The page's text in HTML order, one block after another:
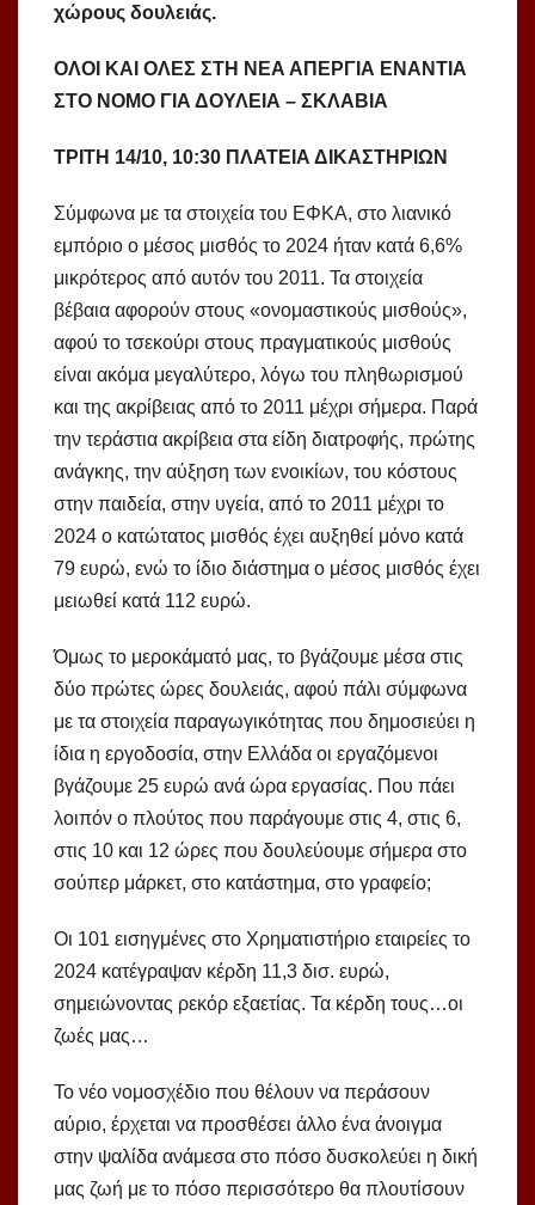
χώρους δουλειάς.
ΟΛΟΙ ΚΑΙ ΟΛΕΣ ΣΤΗ ΝΕΑ ΑΠΕΡΓΙΑ ΕΝΑΝΤΙΑ
ΣΤΟ ΝΟΜΟ ΓΙΑ ΔΟΥΛΕΙΑ – ΣΚΛΑΒΙΑ
ΤΡΙΤΗ 14/10, 10:30 ΠΛΑΤΕΙΑ ΔΙΚΑΣΤΗΡΙΩΝ
Σύμφωνα με τα στοιχεία του ΕΦΚΑ, στο λιανικό
εμπόριο ο μέσος μισθός το 2024 ήταν κατά 6,6%
μικρότερος από αυτόν του 2011. Τα στοιχεία
βέβαια αφορούν στους «ονομαστικούς μισθούς»,
αφού το τσεκούρι στους πραγματικούς μισθούς
είναι ακόμα μεγαλύτερο, λόγω του πληθωρισμού
και της ακρίβειας από το 2011 μέχρι σήμερα. Παρά
την τεράστια ακρίβεια στα είδη διατροφής, πρώτης
ανάγκης, την αύξηση των ενοικίων, του κόστους
στην παιδεία, στην υγεία, από το 2011 μέχρι το
2024 ο κατώτατος μισθός έχει αυξηθεί μόνο κατά
79 ευρώ, ενώ το ίδιο διάστημα ο μέσος μισθός έχει
μειωθεί κατά 112 ευρώ.
Όμως το μεροκάματό μας, το βγάζουμε μέσα στις
δύο πρώτες ώρες δουλειάς, αφού πάλι σύμφωνα
με τα στοιχεία παραγωγικότητας που δημοσιεύει η
ίδια η εργοδοσία, στην Ελλάδα οι εργαζόμενοι
βγάζουμε 25 ευρώ ανά ώρα εργασίας. Που πάει
λοιπόν ο πλούτος που παράγουμε στις 4, στις 6,
στις 10 και 12 ώρες που δουλεύουμε σήμερα στο
σούπερ μάρκετ, στο κατάστημα, στο γραφείο;
Οι 101 εισηγμένες στο Χρηματιστήριο εταιρείες το
2024 κατέγραψαν κέρδη 11,3 δισ. ευρώ,
σημειώνοντας ρεκόρ εξαετίας. Τα κέρδη τους…οι
ζωές μας…
Το νέο νομοσχέδιο που θέλουν να περάσουν
αύριο, έρχεται να προσθέσει άλλο ένα άνοιγμα
στην ψαλίδα ανάμεσα στο πόσο δυσκολεύει η δική
μας ζωή με το πόσο περισσότερο θα πλουτίσουν